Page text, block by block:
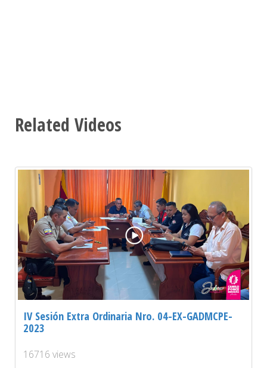
Related Videos
IV Sesión Extra Ordinaria Nro. 04-EX-GADMCPE-
2023
16716 views